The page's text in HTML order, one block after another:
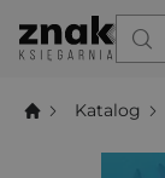
Katalog